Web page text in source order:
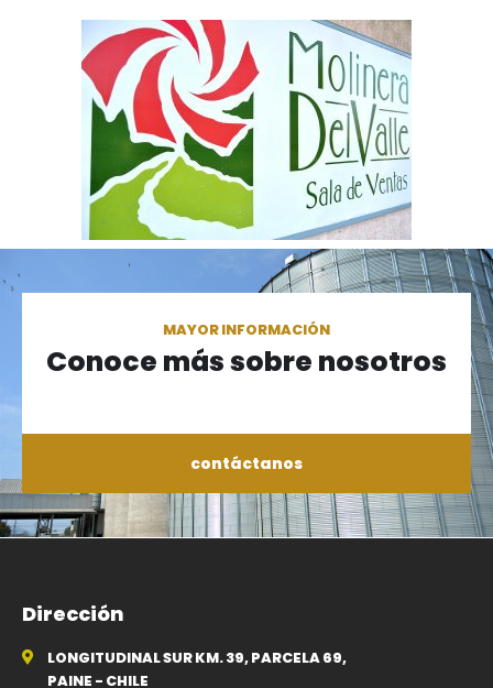
MAYOR INFORMACIÓN
Conoce más sobre nosotros
contáctanos
Dirección
LONGITUDINAL SUR KM. 39, PARCELA 69,
PAINE - CHILE